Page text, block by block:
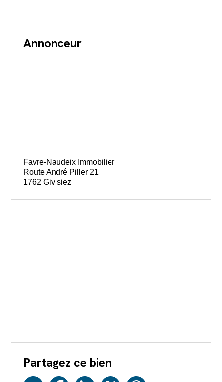
Annonceur
Favre-Naudeix Immobilier
Route André Piller 21
1762 Givisiez
Partagez ce bien